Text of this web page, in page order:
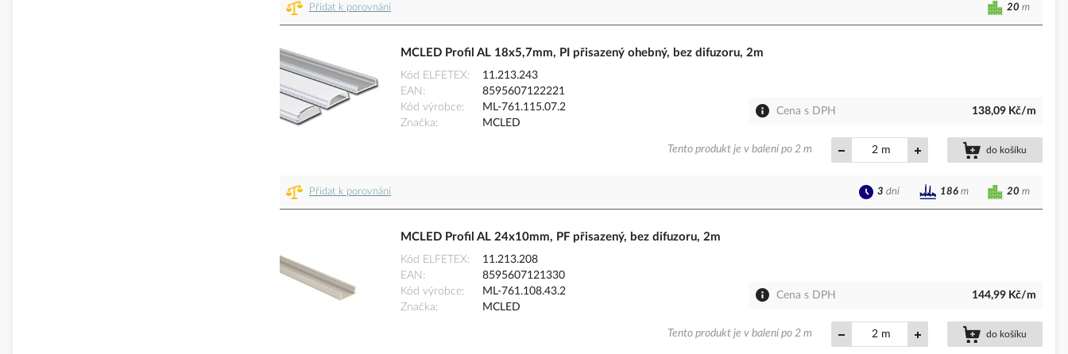
Přidat k porovnání 20 m
MCLED Profil AL 18x5,7mm, PI přisazený ohebný, bez difuzoru, 2m
Kód ELFETEX
11.213.243
EAN
8595607122221
Kód výrobce
ML-761.115.07.2
Značka
MCLED
Cena s DPH 138,09 Kč/m
m do košíku
Tento produkt je v balení po 2 m
Přidat k porovnání 20 m
3 dní 186 m
MCLED Profil AL 24x10mm, PF přisazený, bez difuzoru, 2m
Kód ELFETEX
11.213.208
EAN
8595607121330
Kód výrobce
ML-761.108.43.2
Značka
MCLED
Cena s DPH 144,99 Kč/m
m do košíku
Tento produkt je v balení po 2 m